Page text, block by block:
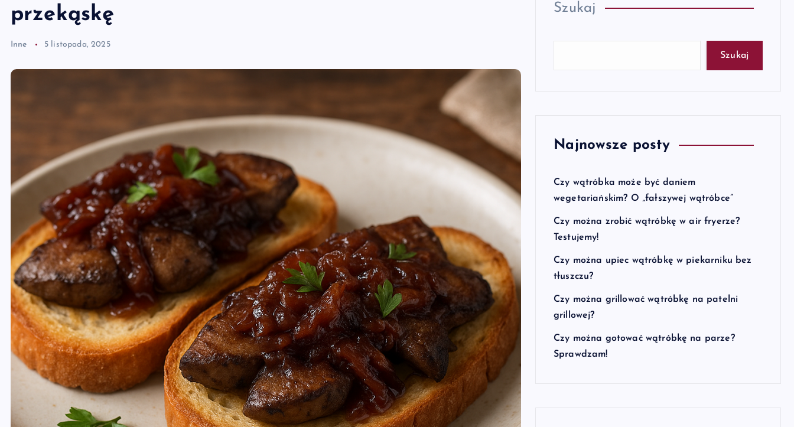
przekąskę
Inne 5 listopada, 2025
Szukaj
Szukaj
Najnowsze posty
Czy wątróbka może być daniem
wegetariańskim? O „fałszywej wątróbce”
Czy można zrobić wątróbkę w air fryerze?
Testujemy!
Czy można upiec wątróbkę w piekarniku bez
tłuszczu?
Czy można grillować wątróbkę na patelni
grillowej?
Czy można gotować wątróbkę na parze?
Sprawdzam!